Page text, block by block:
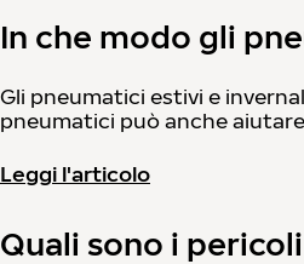
In che modo gli
Gli pneumatici estivi e
pneumatici può anche
Leggi l'articolo
Quali sono i